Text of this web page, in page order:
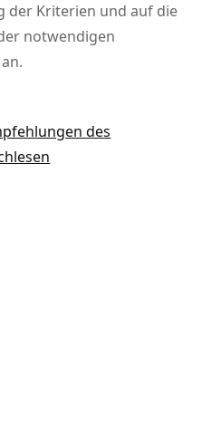
der Kriterien und auf die
notwendigen
des